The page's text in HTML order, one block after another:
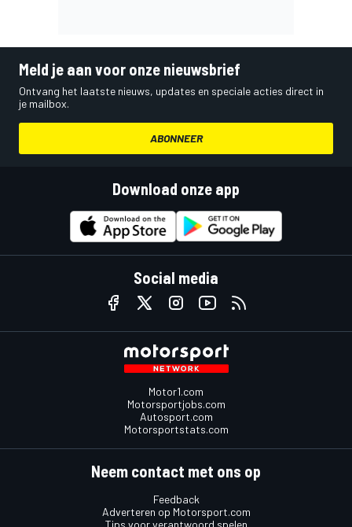
Meld je aan voor onze nieuwsbrief
Ontvang het laatste nieuws, updates en speciale acties direct in
je mailbox.
ABONNEER
Download onze app
Social media
Motor1.com
Motorsportjobs.com
Autosport.com
Motorsportstats.com
Neem contact met ons op
Feedback
Adverteren op Motorsport.com
Tips voor verantwoord spelen